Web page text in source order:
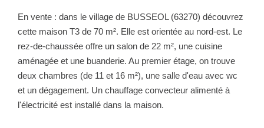
NOTRE GROUPE
Nos Agences
Notre Équipe
Nos Partenaires
En vente : dans le village de BUSSEOL (63270) découvrez
cette maison T3 de 70 m². Elle est orientée au nord-est. Le
rez-de-chaussée offre un salon de 22 m², une cuisine
aménagée et une buanderie. Au premier étage, on trouve
deux chambres (de 11 et 16 m²), une salle d'eau avec wc
et un dégagement. Un chauffage convecteur alimenté à
l'électricité est installé dans la maison.